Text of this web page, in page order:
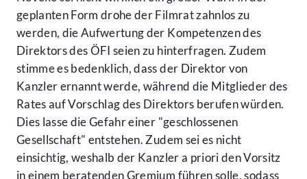
geplanten Form drohe der Filmrat zahnlos zu
werden, die Aufwertung der Kompetenzen des
Direktors des ÖFI seien zu hinterfragen. Zudem
stimme es bedenklich, dass der Direktor von
Kanzler ernannt werde, während die Mitglieder des
Rates auf Vorschlag des Direktors berufen würden.
Dies lasse die Gefahr einer "geschlossenen
Gesellschaft" entstehen. Zudem sei es nicht
einsichtig, weshalb der Kanzler a priori den Vorsitz
in einem beratenden Gremium führen solle, sodass